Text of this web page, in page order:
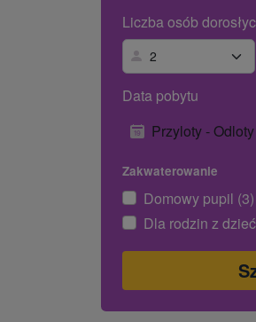
Liczba osób
Data pobytu
Przyloty - Odloty
Zakwaterowanie
Domowy pupil (3)
Dla rodzin z